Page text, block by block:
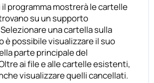
il programma mostrerà le cartelle
su un supporto
una cartella sulla
è possibile visualizzare il suo
parte principale del
ai file e alle cartelle esistenti,
visualizzare quelli cancellati.